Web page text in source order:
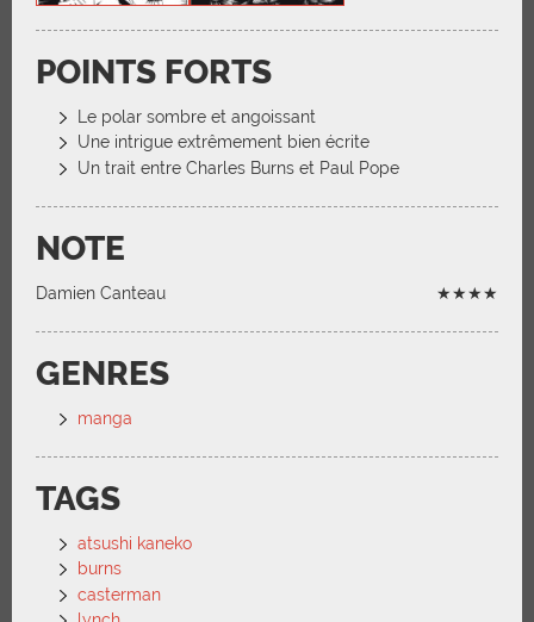
POINTS FORTS
Le polar sombre et angoissant
Une intrigue extrêmement bien écrite
Un trait entre Charles Burns et Paul Pope
NOTE
Damien Canteau ★★★★
GENRES
manga
TAGS
atsushi kaneko
burns
casterman